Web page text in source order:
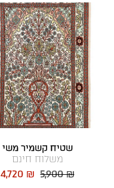
שטיח קשמיר משי
משלוח חינם
5,900 ₪
4,720 ₪